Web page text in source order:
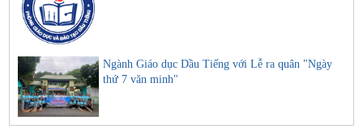
Ngành Giáo dục Dầu Tiếng với Lễ ra quân "Ngày
thứ 7 văn minh"